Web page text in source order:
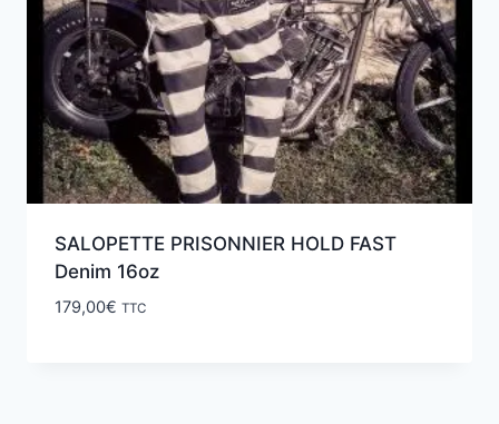
SALOPETTE PRISONNIER HOLD FAST
Denim 16oz
179,00€ TTC